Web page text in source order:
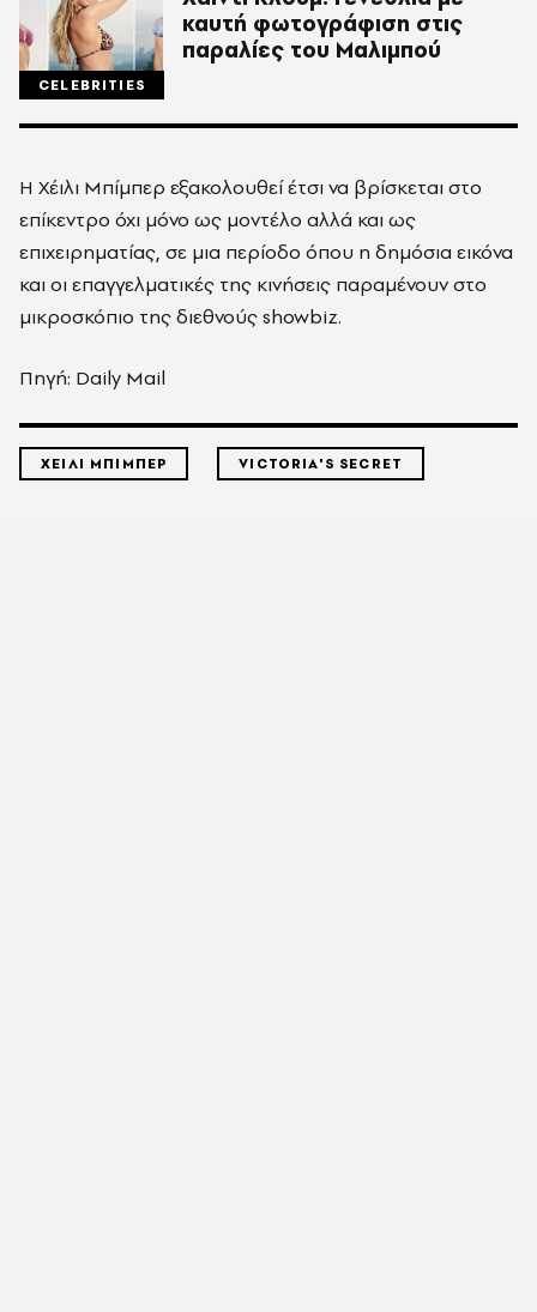
CELEBRITIES
καυτή φωτογράφιση στις
παραλίες του Μαλιμπού
Η Χέιλι Μπίμπερ εξακολουθεί έτσι να βρίσκεται στο
επίκεντρο όχι μόνο ως μοντέλο αλλά και ως
επιχειρηματίας, σε μια περίοδο όπου η δημόσια εικόνα
και οι επαγγελματικές της κινήσεις παραμένουν στο
μικροσκόπιο της διεθνούς showbiz.
Πηγή: Daily Mail
ΧΕΙΛΙ ΜΠΙΜΠΕΡ VICTORIA'S SECRET